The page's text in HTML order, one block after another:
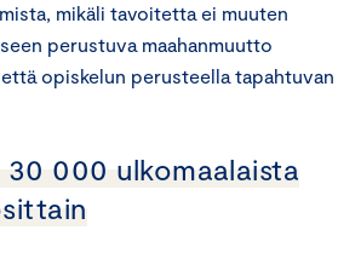
mikäli tavoitetta ei muuten
perustuva maahanmuutto
opiskelun perusteella tapahtuvan
000 ulkomaalaista